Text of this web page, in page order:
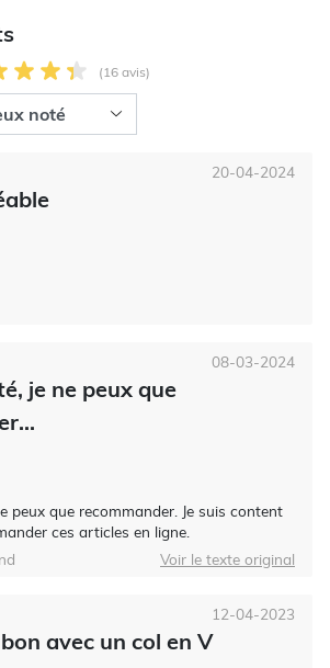
(16 avis)
20-04-2024
je ne peux que
peux que recommander. Je suis content
ces articles en ligne.
08-03-2024
Voir le texte original
avec un col en V
12-04-2023